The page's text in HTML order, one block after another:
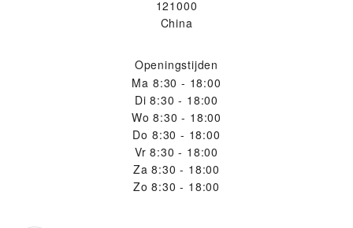
121000
China
Openingstijden
Ma 8:30 - 18:00
Di 8:30 - 18:00
Wo 8:30 - 18:00
Do 8:30 - 18:00
Vr 8:30 - 18:00
Za 8:30 - 18:00
Zo 8:30 - 18:00